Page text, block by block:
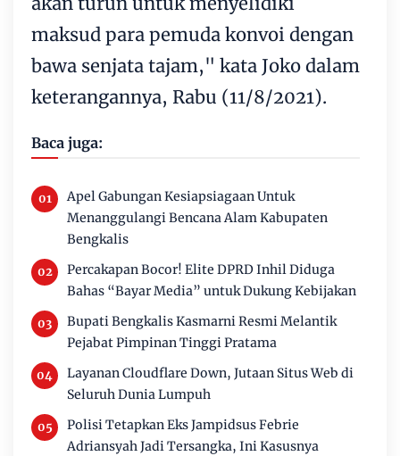
maksud para pemuda konvoi dengan
bawa senjata tajam," kata Joko dalam
keterangannya, Rabu (11/8/2021).
Baca juga:
Apel Gabungan Kesiapsiagaan Untuk
Menanggulangi Bencana Alam Kabupaten
Bengkalis
Percakapan Bocor! Elite DPRD Inhil Diduga
Bahas “Bayar Media” untuk Dukung Kebijakan
Bupati Bengkalis Kasmarni Resmi Melantik
Pejabat Pimpinan Tinggi Pratama
Layanan Cloudflare Down, Jutaan Situs Web di
Seluruh Dunia Lumpuh
Polisi Tetapkan Eks Jampidsus Febrie
Adriansyah Jadi Tersangka, Ini Kasusnya